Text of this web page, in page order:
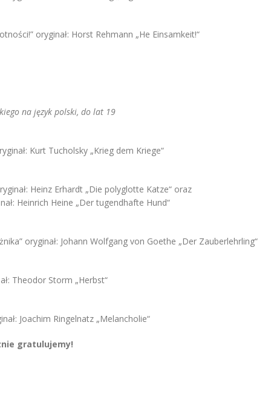
oryginał: Horst Rehmann „He Einsamkeit!“
na język polski, do lat 19
Kurt Tucholsky „Krieg dem Kriege“
Heinz Erhardt „Die polyglotte Katze“ oraz
Heinrich Heine „Der tugendhafte Hund“
oryginał: Johann Wolfgang von Goethe „Der Zauberlehrling“
Theodor Storm „Herbst“
Joachim Ringelnatz „Melancholie“
gratulujemy!